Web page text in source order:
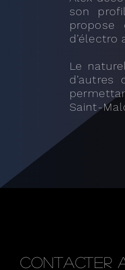
son
d’électro
Le
Saint-
Contacter